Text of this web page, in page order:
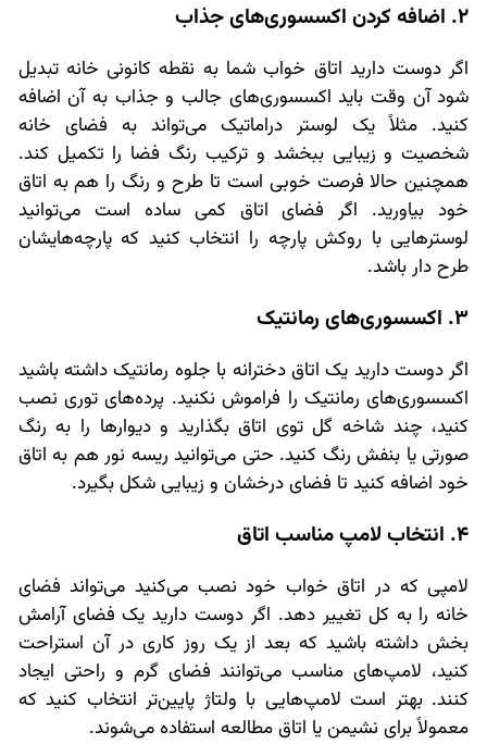
2. اضافه کردن اکسسوری‌های جذاب
اگر دوست دارید اتاق خواب شما به نقطه کانونی خانه تبدیل
شود آن وقت باید اکسسوری‌های جالب و جذاب به آن اضافه
کنید. مثلاً یک لوستر دراماتیک می‌تواند به فضای خانه
شخصیت و زیبایی ببخشد و ترکیب رنگ فضا را تکمیل کند.
همچنین حالا فرصت خوبی است تا طرح و رنگ را هم به اتاق
خود بیاورید. اگر فضای اتاق کمی ساده است می‌توانید
لوسترهایی با روکش پارچه را انتخاب کنید که پارچه‌هایشان
طرح دار باشد.
3. اکسسوری‌های رمانتیک
اگر دوست دارید یک اتاق دخترانه با جلوه رمانتیک داشته باشید
اکسسوری‌های رمانتیک را فراموش نکنید. پرده‌های توری نصب
کنید، چند شاخه گل توی اتاق بگذارید و دیوارها را به رنگ
صورتی یا بنفش رنگ کنید. حتی می‌توانید ریسه نور هم به اتاق
خود اضافه کنید تا فضای درخشان و زیبایی شکل بگیرد.
4. انتخاب لامپ مناسب اتاق
لامپی که در اتاق خواب خود نصب می‌کنید می‌تواند فضای
خانه را به کل تغییر دهد. اگر دوست دارید یک فضای آرامش
بخش داشته باشید که بعد از یک روز کاری در آن استراحت
کنید، لامپ‌های مناسب می‌توانند فضای گرم و راحتی ایجاد
کنند. بهتر است لامپ‌هایی با ولتاژ پایین‌تر انتخاب کنید که
معمولاً برای نشیمن یا اتاق مطالعه استفاده می‌شوند.